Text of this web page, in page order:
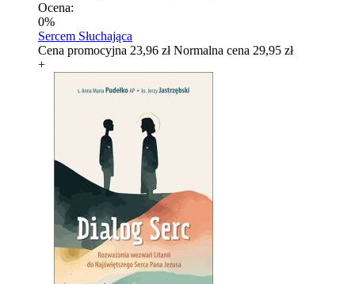
Ocena:
0%
Sercem Słuchająca
Cena promocyjna 23,96 zł Normalna cena 29,95 zł
+